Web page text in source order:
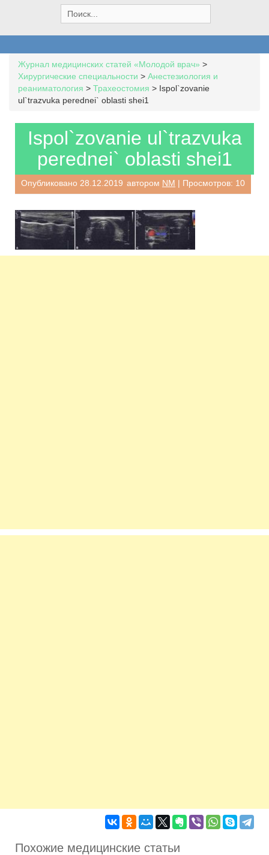
e
a
h
f
o
r
Журнал медицинских статей «Молодой врач» >
Хирургические специальности > Анестезиология и
реаниматология > Трахеостомия > Ispol`zovanie
ul`trazvuka perednei` oblasti shei1
Ispol`zovanie ul`trazvuka
perednei` oblasti shei1
Опубликовано 28.12.2019 автором NM | Просмотров: 10
Похожие медицинские статьи